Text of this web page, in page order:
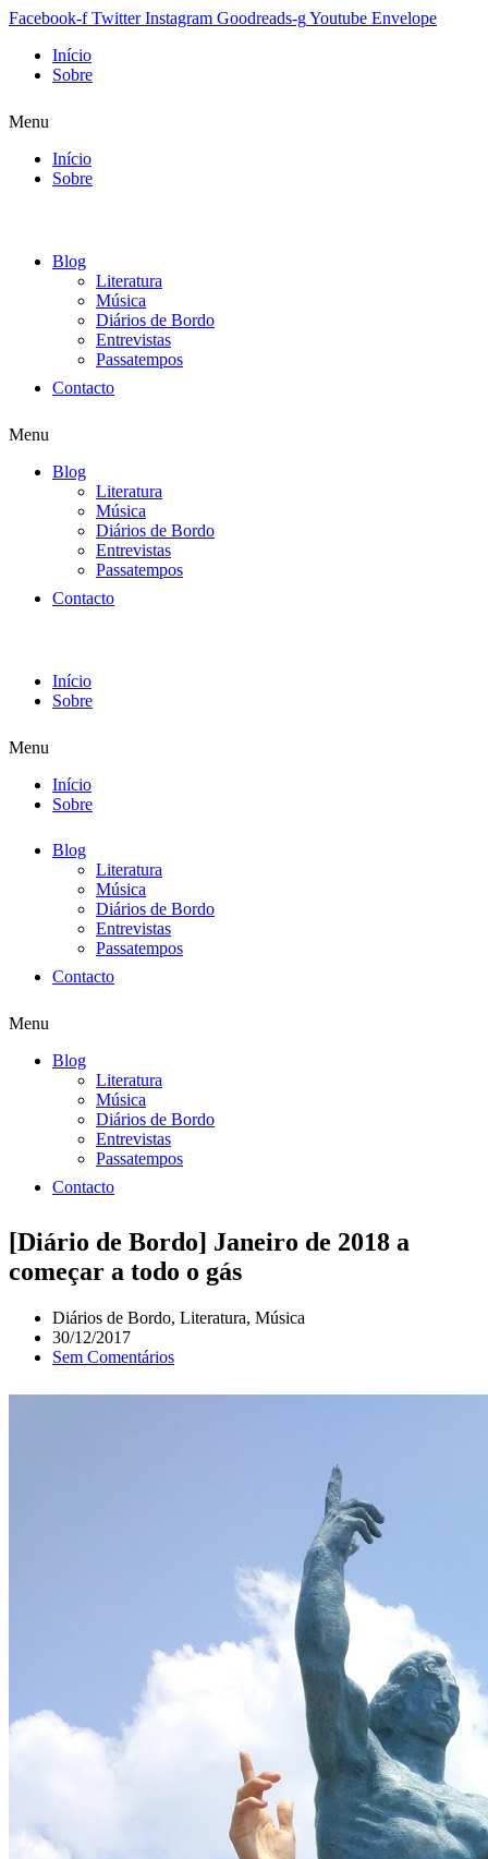
Facebook-f Twitter Instagram Goodreads-gYoutube Envelope
Início
Sobre
Menu
Início
Sobre
Blog
Literatura
Música
Diários de Bordo
Entrevistas
Passatempos
Contacto
Menu
Blog
Literatura
Música
Diários de Bordo
Entrevistas
Passatempos
Contacto
Início
Sobre
Menu
Início
Sobre
Blog
Literatura
Música
Diários de Bordo
Entrevistas
Passatempos
Contacto
Menu
Blog
Literatura
Música
Diários de Bordo
Entrevistas
Passatempos
Contacto
[Diário de Bordo] Janeiro de 2018 a
começar a todo o gás
Diários de Bordo, Literatura, Música
30/12/2017
Sem Comentários